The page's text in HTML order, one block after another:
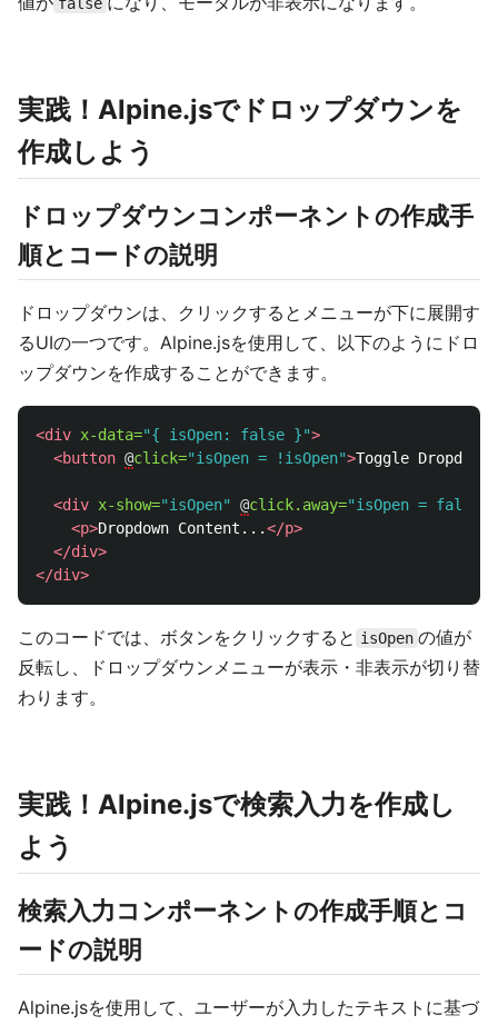
実践！Alpine.jsでドロップダウンを
作成しよう
ドロップダウンコンポーネントの作成手
順とコードの説明
ドロップダウンは、クリックするとメニューが下に展開す
るUIの一つです。Alpine.jsを使用して、以下のようにドロ
ップダウンを作成することができます。
<div x-data="{ isOpen: false }">
<button @click="isOpen = !isOpen">Toggle Dropdown
<div x-show="isOpen" @click.away="isOpen = false"
<p>Dropdown Content...</p>
</div>
</div>
このコードでは、ボタンをクリックすると isOpen の値が
反転し、ドロップダウンメニューが表示・非表示が切り替
わります。
実践！Alpine.jsで検索入力を作成し
よう
検索入力コンポーネントの作成手順とコ
ードの説明
Alpine.jsを使用して、ユーザーが入力したテキストに基づ